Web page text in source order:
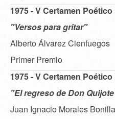
1975 - V Certamen
"Versos para gritar"
Alberto Álvarez Cienfuegos
Primer Premio
1975 - V Certamen
"El regreso de Don
Juan Ignacio Morales Bonilla